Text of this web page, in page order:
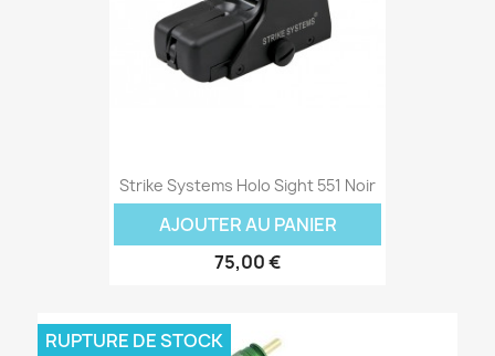
Strike Systems Holo Sight 551 Noir
AJOUTER AU PANIER
75,00 €
RUPTURE DE STOCK